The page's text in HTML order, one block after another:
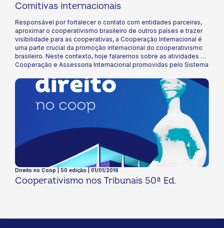
Comitivas internacionais
Responsável por fortalecer o contato com entidades parceiras,
aproximar o cooperativismo brasileiro de outros países e trazer
visibilidade para as cooperativas, a Cooperação Internacional é
uma parte crucial da promoção internacional do cooperativismo
brasileiro. Neste contexto, hoje falaremos sobre as atividades de
Cooperação e Assessoria Internacional promovidas pelo Sistema
Direito no Coop | 50 edição | 01/01/2016
Cooperativismo nos Tribunais 50ª Ed.